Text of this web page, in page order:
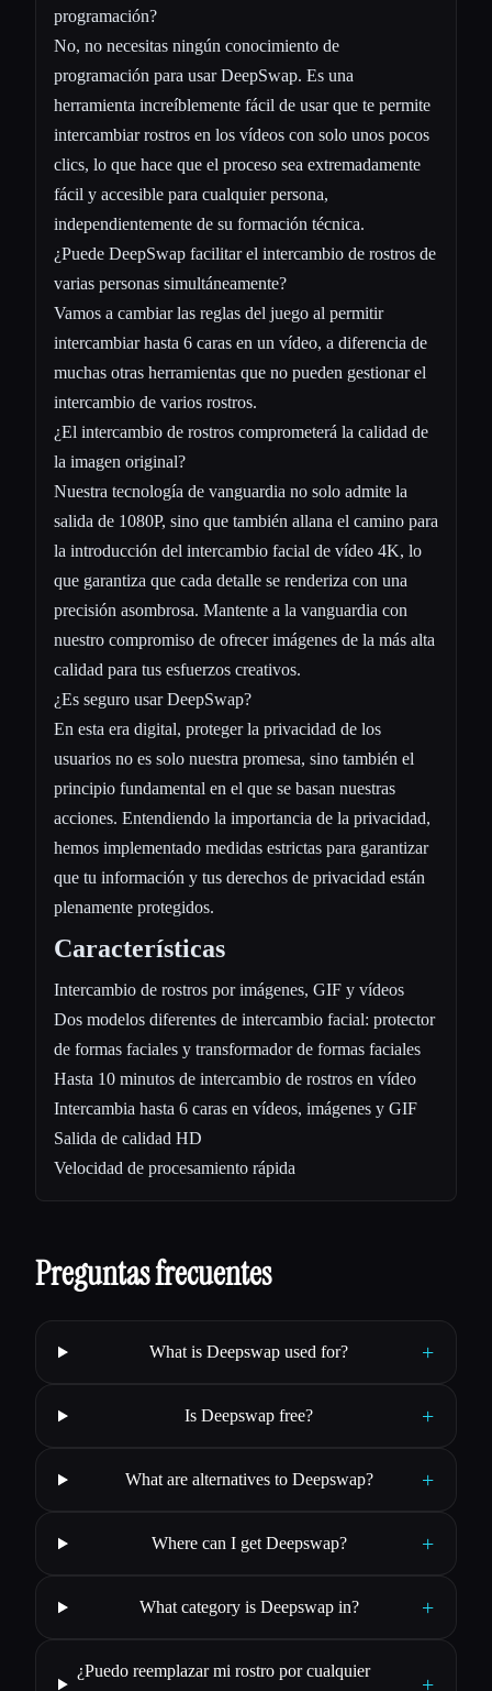
programación?
No, no necesitas ningún conocimiento de
programación para usar DeepSwap. Es una
herramienta increíblemente fácil de usar que te permite
intercambiar rostros en los vídeos con solo unos pocos
clics, lo que hace que el proceso sea extremadamente
fácil y accesible para cualquier persona,
independientemente de su formación técnica.
¿Puede DeepSwap facilitar el intercambio de rostros de
varias personas simultáneamente?
Vamos a cambiar las reglas del juego al permitir
intercambiar hasta 6 caras en un vídeo, a diferencia de
muchas otras herramientas que no pueden gestionar el
intercambio de varios rostros.
¿El intercambio de rostros comprometerá la calidad de
la imagen original?
Nuestra tecnología de vanguardia no solo admite la
salida de 1080P, sino que también allana el camino para
la introducción del intercambio facial de vídeo 4K, lo
que garantiza que cada detalle se renderiza con una
precisión asombrosa. Mantente a la vanguardia con
nuestro compromiso de ofrecer imágenes de la más alta
calidad para tus esfuerzos creativos.
¿Es seguro usar DeepSwap?
En esta era digital, proteger la privacidad de los
usuarios no es solo nuestra promesa, sino también el
principio fundamental en el que se basan nuestras
acciones. Entendiendo la importancia de la privacidad,
hemos implementado medidas estrictas para garantizar
que tu información y tus derechos de privacidad están
plenamente protegidos.
Características
Intercambio de rostros por imágenes, GIF y vídeos
Dos modelos diferentes de intercambio facial: protector
de formas faciales y transformador de formas faciales
Hasta 10 minutos de intercambio de rostros en vídeo
Intercambia hasta 6 caras en vídeos, imágenes y GIF
Salida de calidad HD
Velocidad de procesamiento rápida
Preguntas frecuentes
What is Deepswap used for? +
Is Deepswap free? +
What are alternatives to Deepswap? +
Where can I get Deepswap? +
What category is Deepswap in? +
¿Puedo reemplazar mi rostro por cualquier
+